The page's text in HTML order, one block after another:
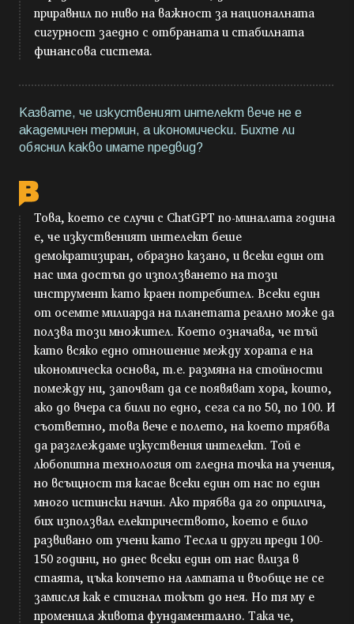
приравнил по ниво на важност за националната
сигурност заедно с отбраната и стабилната
финансова система.
Казвате, че изкуственият интелект вече не е
академичен термин, а икономически. Бихте ли
обяснил какво имате предвид?
Това, което се случи с ChatGPT по-миналата година
е, че изкуственият интелект беше
демократизиран, образно казано, и всеки един от
нас има достъп до използването на този
инструмент като краен потребител. Всеки един
от осемте милиарда на планетата реално може да
ползва този множител. Което означава, че тъй
като всяко едно отношение между хората е на
икономическа основа, т.е. размяна на стойности
помежду ни, започват да се появяват хора, които,
ако до вчера са били по едно, сега са по 50, по 100. И
съответно, това вече е полето, на което трябва
да разглеждаме изкуствения интелект. Той е
любопитна технология от гледна точка на учения,
но всъщност тя касае всеки един от нас по един
много истински начин. Ако трябва да го оприлича,
бих използвал електричеството, което е било
развивано от учени като Тесла и други преди 100-
150 години, но днес всеки един от нас влиза в
стаята, цъка копчето на лампата и въобще не се
замисля как е стигнал токът до нея. Но тя му е
променила живота фундаментално. Така че,